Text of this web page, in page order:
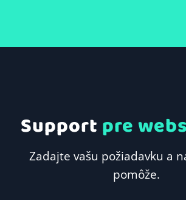
Supportpre
Zadajte vašu požiadavku a
pomôže.